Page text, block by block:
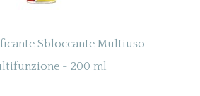
Sbloccante Multiuso
- 200 ml